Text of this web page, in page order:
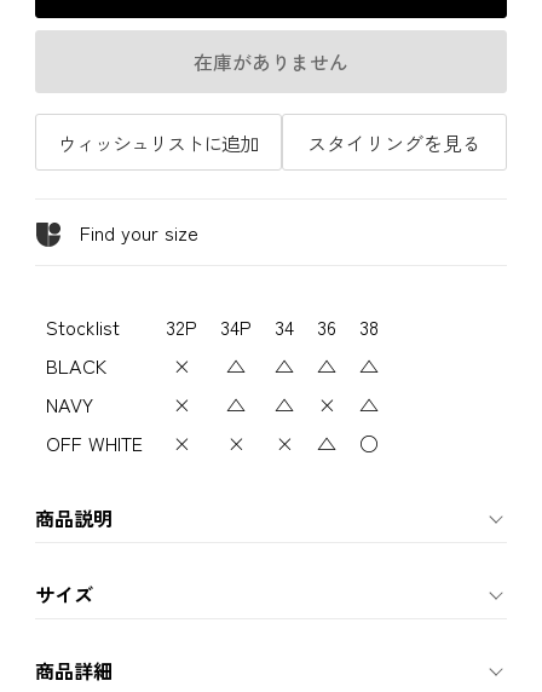
在庫がありません
ウィッシュリストに追加 スタイリングを見る
Find your size
Stocklist 32P 34P 34 36
38
BLACK
× △ △ △
△
NAVY
× △ △ ×
△
OFF WHITE
× × × △ ○
商品説明
サイズ
商品詳細